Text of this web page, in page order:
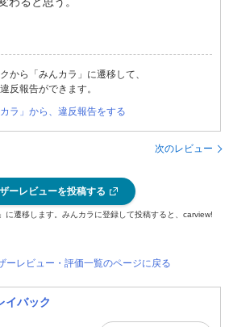
から「みんカラ」に遷移して、
違反報告ができます。
カラ」から、違反報告をする
次のレビュー
ーレビューを投稿する
遷移します。みんカラに登録して投稿すると、carview!
ーレビュー・評価一覧のページに戻る
イバック